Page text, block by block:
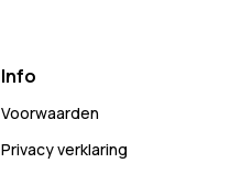
Info
Voorwaarden
Privacy verklaring